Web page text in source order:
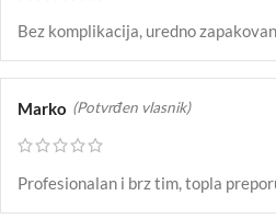
Bez komplikacija, uredno
Marko (Potvrđen vlasnik)
Profesionalan i brz tim, topla